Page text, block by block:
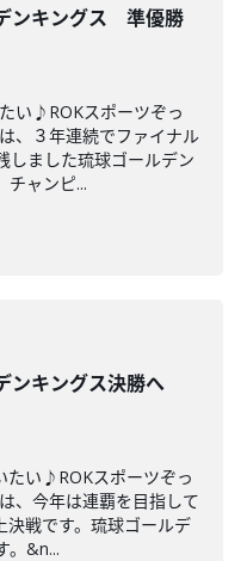
ンキングス 準優勝
い♪ROKスポーツぞっ
、３年連続でファイナル
しました琉球ゴールデン
チャンピ...
ンキングス決勝へ
たい♪ROKスポーツぞっ
、今年は連覇を目指して
決戦です。琉球ゴールデ
。&n...